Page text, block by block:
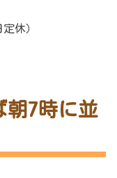
休）
朝7時に並